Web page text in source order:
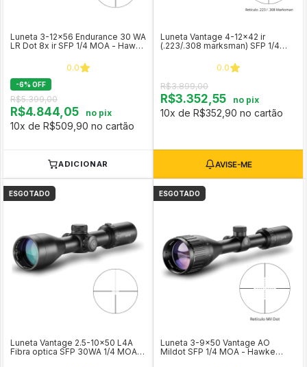
Luneta 3-12x56 Endurance 30 WA
LR Dot 8x ir SFP 1/4 MOA - Hawke
0.0
-6% OFF
R$5.399,00
R$4.844,05 no pix
10x de R$509,90 no cartão
ADICIONAR
Luneta Vantage 4-12x42 ir
(.223/.308 marksman) SFP 1/4
0.0
R$3.899,00
R$3.352,55 no pix
10x de R$352,90 no cartão
ESGOTADO
Luneta Vantage 2.5-10x50 L4A
Fibra optica SFP 30WA 1/4 MOA -
ESGOTADO
Luneta 3-9x50 Vantage AO
Mildot SFP 1/4 MOA - Hawke